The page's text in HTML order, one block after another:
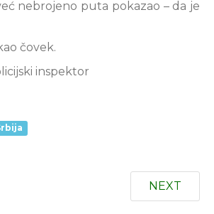
nebrojeno puta pokazao – da je
čovek.
inspektor
NEXT